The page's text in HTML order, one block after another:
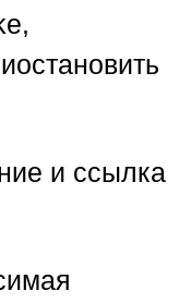
и ссылка